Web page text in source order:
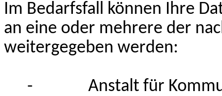
Im Bedarfsfall können Ihre
an eine oder mehrere der
weitergegeben werden:
- Anstalt für